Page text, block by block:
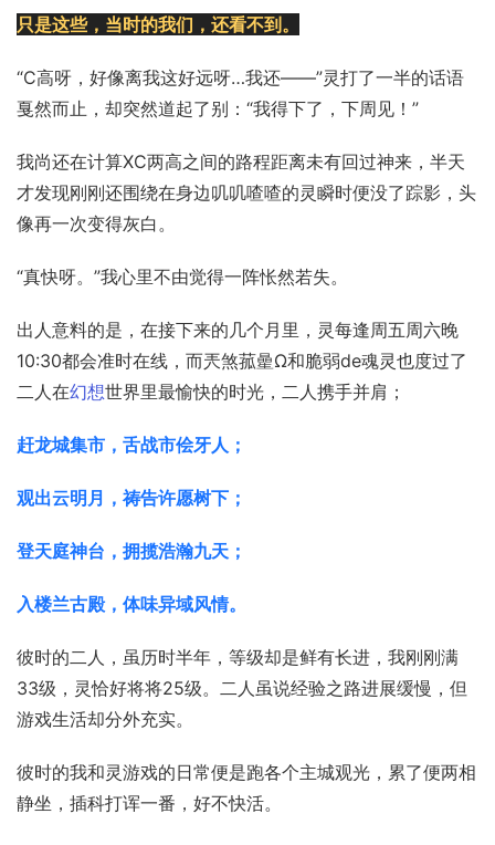
只是这些，当时的我们，还看不到。
“C高呀，好像离我这好远呀…我还——”灵打了一半的话语
戛然而止，却突然道起了别：“我得下了，下周见！”
我尚还在计算XC两高之间的路程距离未有回过神来，半天
才发现刚刚还围绕在身边叽叽喳喳的灵瞬时便没了踪影，头
像再一次变得灰白。
“真快呀。”我心里不由觉得一阵怅然若失。
出人意料的是，在接下来的几个月里，灵每逢周五周六晚
10:30都会准时在线，而兲煞菰曐Ω和脆弱de魂灵也度过了
二人在幻想世界里最愉快的时光，二人携手并肩；
赶龙城集市，舌战市侩牙人；
观出云明月，祷告许愿树下；
登天庭神台，拥揽浩瀚九天；
入楼兰古殿，体味异域风情。
彼时的二人，虽历时半年，等级却是鲜有长进，我刚刚满
33级，灵恰好将将25级。二人虽说经验之路进展缓慢，但
游戏生活却分外充实。
彼时的我和灵游戏的日常便是跑各个主城观光，累了便两相
静坐，插科打诨一番，好不快活。